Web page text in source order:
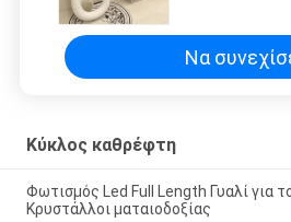
Να
Κύκλος καθρέφτη
Φωτισμός Led Full Length Γυαλί για
Κρυστάλλοι ματαιοδοξίας